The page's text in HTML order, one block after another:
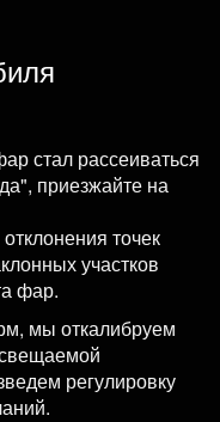
стал рассеиваться
приезжайте на
точек
участков
фар.
мы откалибруем
регулировку